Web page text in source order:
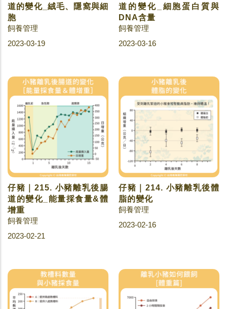
道的變化_絨毛、隱窩與細
胞
飼養管理
2023-03-19
道的變化_細胞蛋白質與
DNA含量
飼養管理
2023-03-16
仔豬｜215. 小豬離乳後腸
道的變化_能量採食量&體
增重
飼養管理
2023-02-21
仔豬｜214. 小豬離乳後體
脂的變化
飼養管理
2023-02-16